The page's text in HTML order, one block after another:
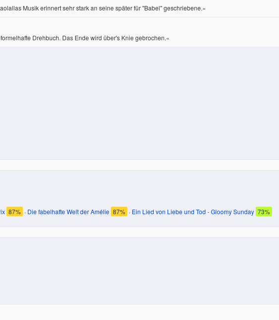
Musik erinnert sehr stark an seine später für "Babel" geschriebene.«
Drehbuch. Das Ende wird über's Knie gebrochen.«
87% · Die fabelhafte Welt der Amélie 87% · Ein Lied von Liebe und Tod - Gloomy Sunday 73%